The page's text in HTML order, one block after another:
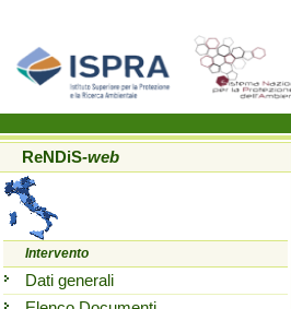
ReNDiS-web
Intervento
Dati generali